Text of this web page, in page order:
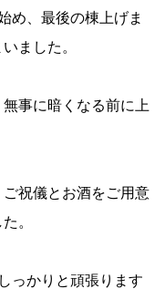
め、最後の棟上げま
ました。
事に暗くなる前に上
祝儀とお酒をご用意
。
っかりと頑張ります